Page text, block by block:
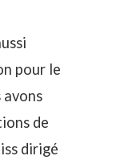
pour le
avons
de
dirigé